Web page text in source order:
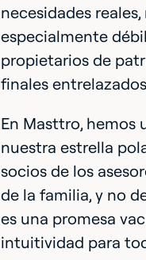
necesidades
especialmente
propietarios de
finales
En Masttro,
nuestra estrella
socios de los
de la familia, y no
es una promesa
intuitividad para